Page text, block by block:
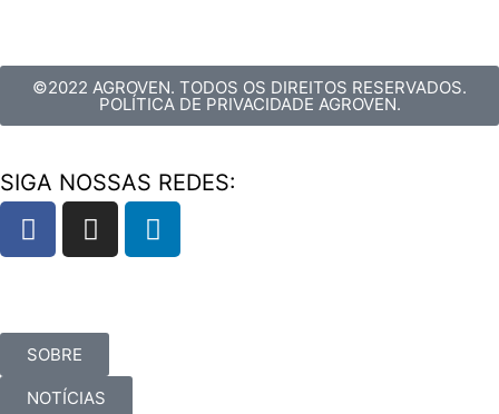
©2022 AGROVEN. TODOS OS DIREITOS RESERVADOS.
POLÍTICA DE PRIVACIDADE AGROVEN.
SIGA NOSSAS REDES:
SOBRE
NOTÍCIAS